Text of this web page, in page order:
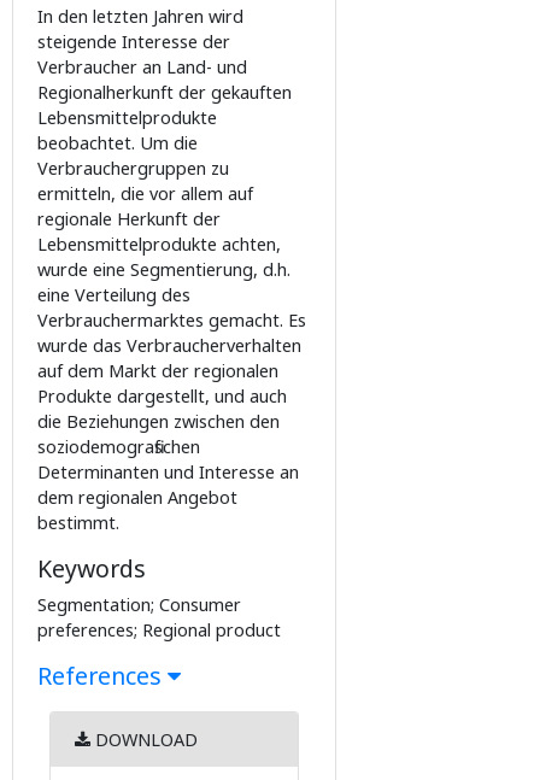
In den letzten Jahren wird
steigende Interesse der
Verbraucher an Land- und
Regionalherkunft der gekauften
Lebensmittelprodukte
beobachtet. Um die
Verbrauchergruppen zu
ermitteln, die vor allem auf
regionale Herkunft der
Lebensmittelprodukte achten,
wurde eine Segmentierung, d.h.
eine Verteilung des
Verbrauchermarktes gemacht. Es
wurde das Verbraucherverhalten
auf dem Markt der regionalen
Produkte dargestellt, und auch
die Beziehungen zwischen den
soziodemografischen
Determinanten und Interesse an
dem regionalen Angebot
bestimmt.
Keywords
Segmentation; Consumer
preferences; Regional product
References
DOWNLOAD